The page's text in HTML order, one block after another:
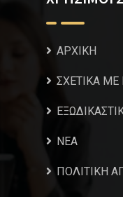
ΑΡΧΙΚΗ
ΣΧΕΤΙΚΑ ΜΕ
NEA
ΠΟΛΙΤΙΚΗ